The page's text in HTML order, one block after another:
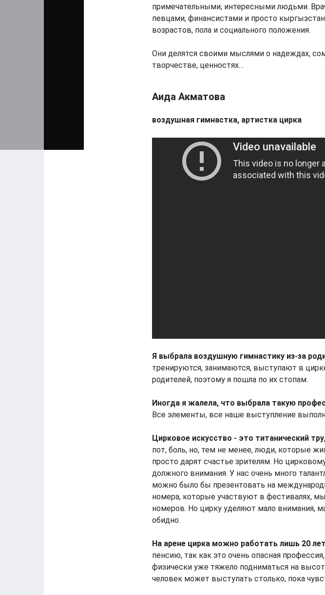
примечательными, интересными людьми.
певцами, финансистами и просто
возрастов, пола и социального положения.
Они делятся своими мыслями о надеждах,
творчестве, ценностях…
Аида Акматова
воздушная гимнастка, артистка цирка
Я выбрала воздушную гимнастику из-за
тренируются, занимаются, выступают в
родителей, поэтому я пошла по их стопам.
Иногда я жалела, что выбрала такую
Все элементы, все наше выступление
Цирковое искусство - это титанический
пот, боль, но, тем не менее, люди, которые
просто дарят счастье зрителям. Но
должного внимания. У нас очень много
можно было бы презентовать на
номера, которые участвуют в фестивалях,
номеров. Но цирку уделяют мало внимания,
обидно.
На арене цирка можно работать лишь 20
пенсию, так как это очень опасная
физически уже тяжело подниматься на
человек может выступать столько, пока